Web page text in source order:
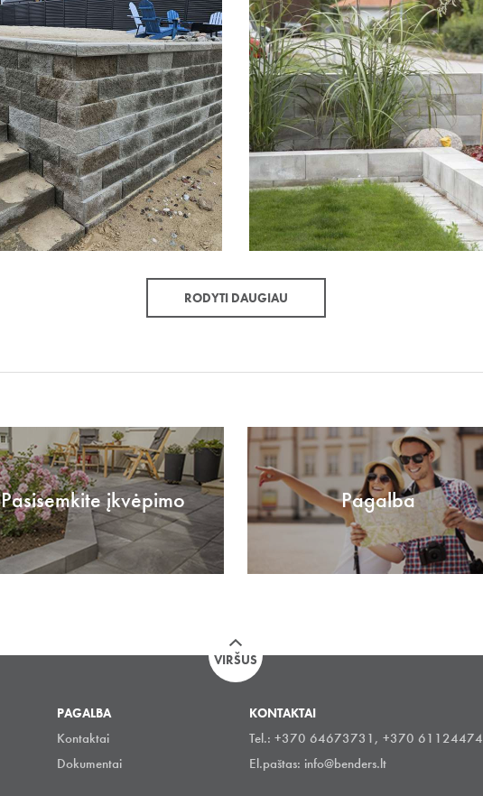
RODYTI DAUGIAU
Pasisemkite įkvėpimo Pagalba
VIRŠUS
PAGALBA
Kontaktai
Dokumentai
KONTAKTAI
Tel.: +370 64673731, +370 61124474
El.paštas: info@benders.lt